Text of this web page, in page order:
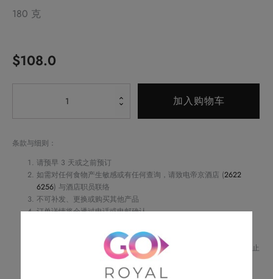
180 克
$108.0
果
加入购物车
条款与细则：
请预早 3 天或之前预订
如需对任何食物产生敏感或有任何查询，请致电帝京酒店 (2622
6256) 与酒店职员联络
不可补发、更换或购买其他产品
订单详情将会透过电话或电邮确认
请务必检查所填资料，以确保交易快捷及顺利
Royal Delights by Royal Hotels 保留修改优惠条款及细则、更改或终止
此优惠之权利，恕不另行通知
如有任何争议，Royal Delights by Royal Hotels 保留最终决定权